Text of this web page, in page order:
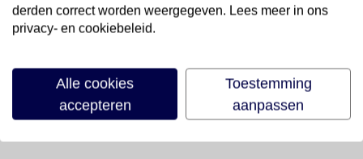
derden correct worden weergegeven. Lees meer in ons
privacy- en cookiebeleid.
Alle cookies
accepteren
Toestemming
aanpassen